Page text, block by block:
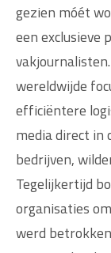
gezien móét
een exclusieve
wereldwijde
efficiëntere
media direct in
bedrijven,
Tegelijkertijd
organisaties
werd